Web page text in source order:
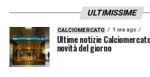
LA PLAYLIST DELLE NOSTRE
ULTIMISSIME
CALCIOMERCATO 1 ora ago
Ultime notizie
novità del giorno